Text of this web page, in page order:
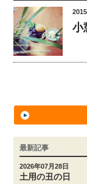
小
最新記事
2026年07月28日
土用の丑の日